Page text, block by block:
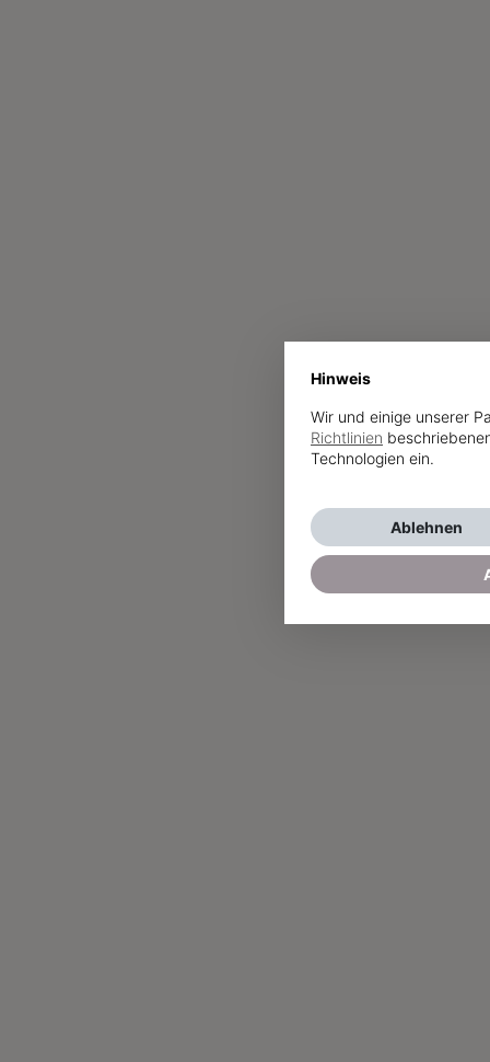
Hinweis
Wir und einige unserer
Richtlinien
Technologien ein.
Ablehnen